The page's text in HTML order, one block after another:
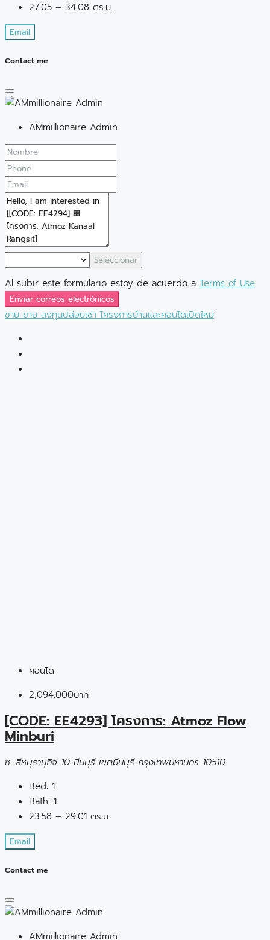
27.05 – 34.08 ตร.ม.
Email
Contact me
AMmillionaire Admin
Seleccionar
Al subir este formulario estoy de acuerdo a Terms of Use
Enviar correos electrónicos
ขาย ขาย ลงทุนปล่อยเช่า โครงการบ้านและคอนโดเปิดใหม่
คอนโด
2,094,000บาท
[CODE: EE4293] โครงการ: Atmoz Flow
Minburi
ซ. สีหบุรานุกิจ 10 มีนบุรี เขตมีนบุรี กรุงเทพมหานคร 10510
Bed: 1
Bath: 1
23.58 – 29.01 ตร.ม.
Email
Contact me
AMmillionaire Admin